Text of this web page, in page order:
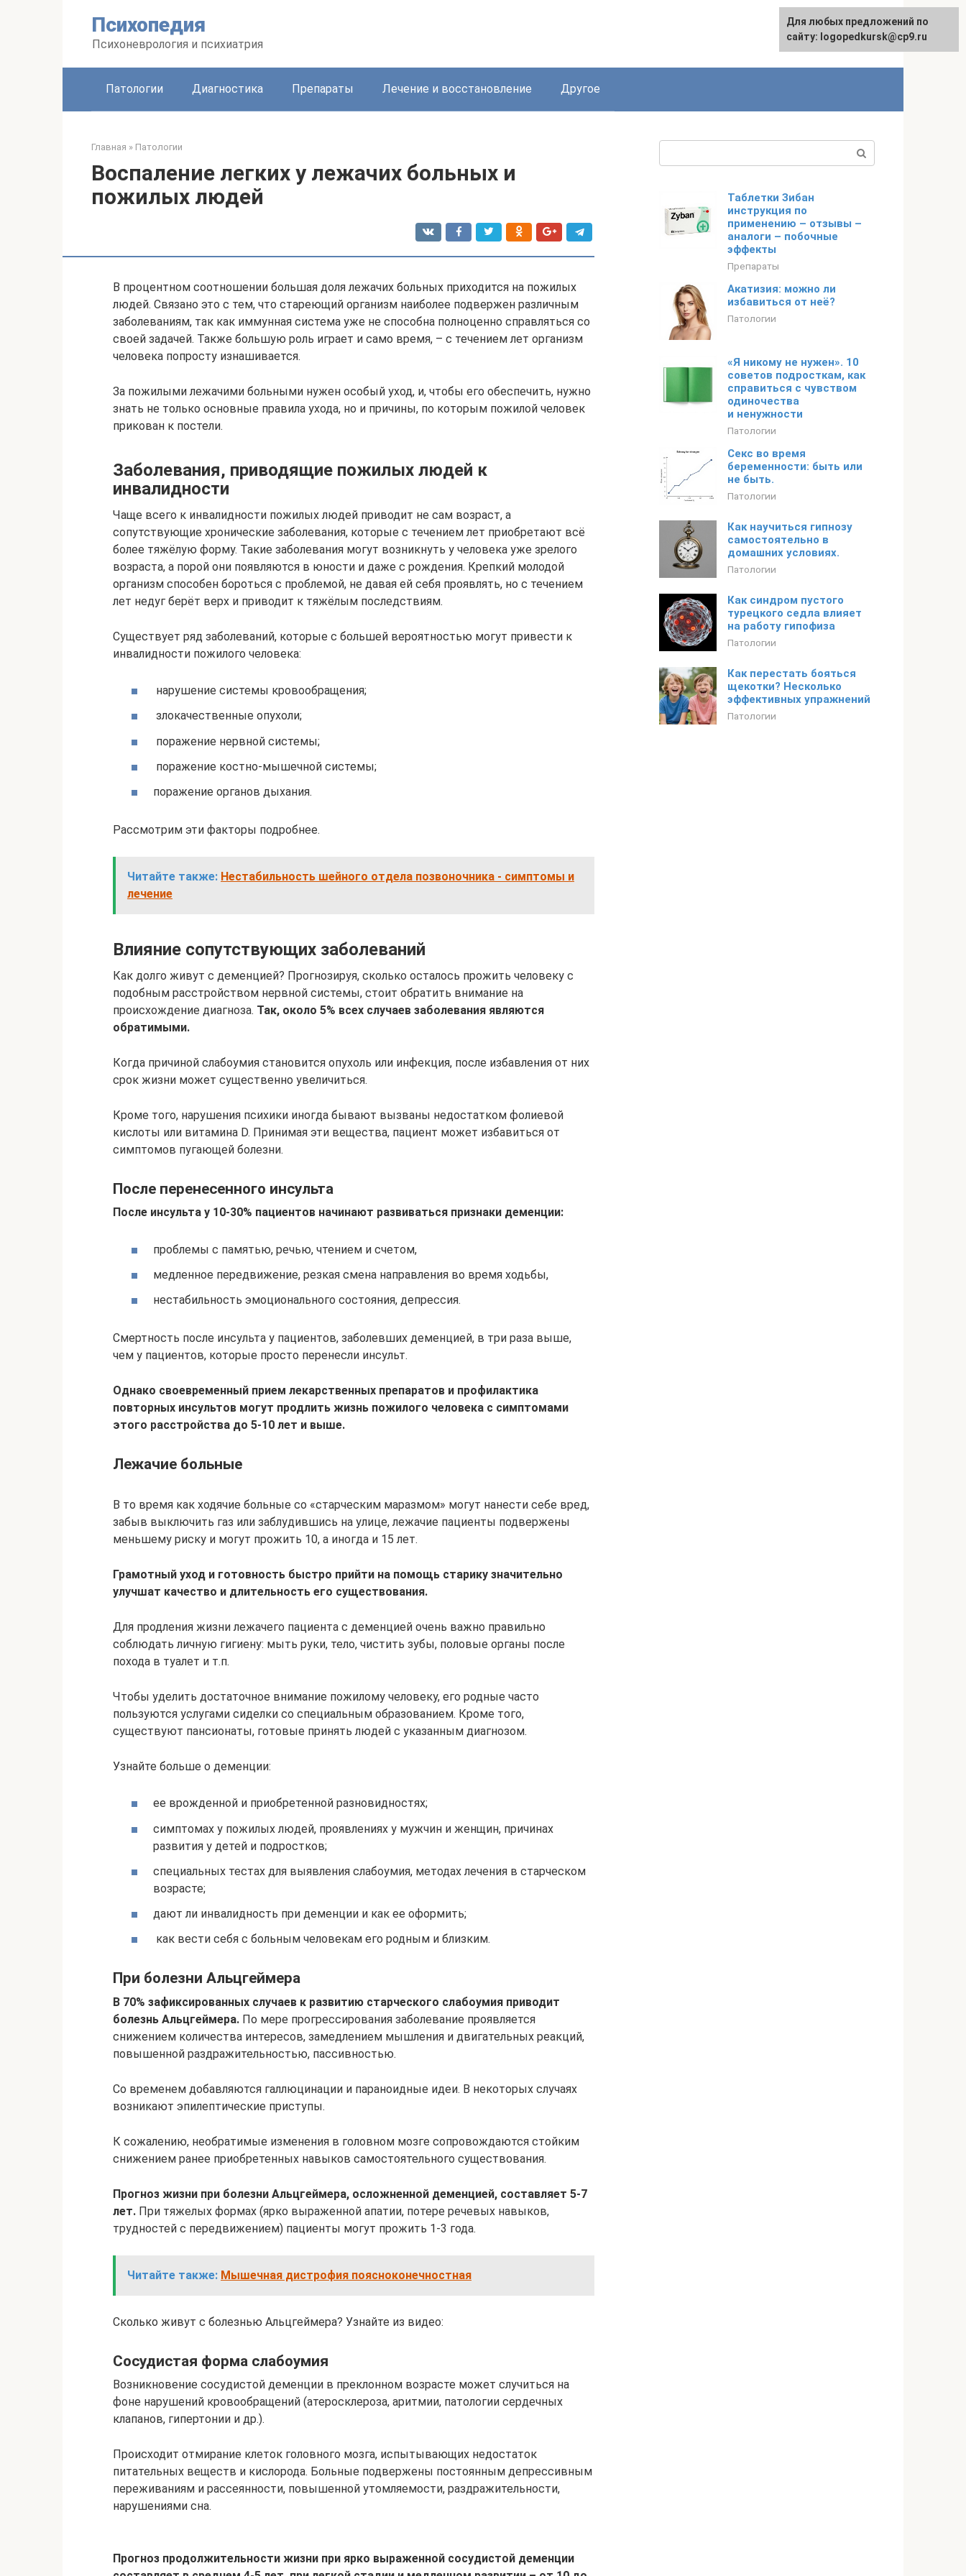
Психопедия
Психоневрология и психиатрия
Патологии Диагностика Препараты Лечение и восстановление Другое
Главная » Патологии
Воспаление легких у лежачих больных и
пожилых людей
В процентном соотношении большая доля лежачих больных приходится на пожилых
людей. Связано это с тем, что стареющий организм наиболее подвержен различным
заболеваниям, так как иммунная система уже не способна полноценно справляться со
своей задачей. Также большую роль играет и само время, – с течением лет организм
человека попросту изнашивается.
За пожилыми лежачими больными нужен особый уход, и, чтобы его обеспечить, нужно
знать не только основные правила ухода, но и причины, по которым пожилой человек
прикован к постели.
Заболевания, приводящие пожилых людей к
инвалидности
Чаще всего к инвалидности пожилых людей приводит не сам возраст, а
сопутствующие хронические заболевания, которые с течением лет приобретают всё
более тяжёлую форму. Такие заболевания могут возникнуть у человека уже зрелого
возраста, а порой они появляются в юности и даже с рождения. Крепкий молодой
организм способен бороться с проблемой, не давая ей себя проявлять, но с течением
лет недуг берёт верх и приводит к тяжёлым последствиям.
Существует ряд заболеваний, которые с большей вероятностью могут привести к
инвалидности пожилого человека:
нарушение системы кровообращения;
злокачественные опухоли;
поражение нервной системы;
поражение костно-мышечной системы;
поражение органов дыхания.
Рассмотрим эти факторы подробнее.
Читайте также: Нестабильность шейного отдела позвоночника - симптомы и
лечение
Влияние сопутствующих заболеваний
Как долго живут с деменцией? Прогнозируя, сколько осталось прожить человеку с
подобным расстройством нервной системы, стоит обратить внимание на
происхождение диагноза. Так, около 5% всех случаев заболевания являются
обратимыми.
Когда причиной слабоумия становится опухоль или инфекция, после избавления от них
срок жизни может существенно увеличиться.
Кроме того, нарушения психики иногда бывают вызваны недостатком фолиевой
кислоты или витамина D. Принимая эти вещества, пациент может избавиться от
симптомов пугающей болезни.
После перенесенного инсульта
После инсульта у 10-30% пациентов начинают развиваться признаки деменции:
проблемы с памятью, речью, чтением и счетом,
медленное передвижение, резкая смена направления во время ходьбы,
нестабильность эмоционального состояния, депрессия.
Смертность после инсульта у пациентов, заболевших деменцией, в три раза выше,
чем у пациентов, которые просто перенесли инсульт.
Однако своевременный прием лекарственных препаратов и профилактика
повторных инсультов могут продлить жизнь пожилого человека с симптомами
этого расстройства до 5-10 лет и выше.
Лежачие больные
В то время как ходячие больные со «старческим маразмом» могут нанести себе вред,
забыв выключить газ или заблудившись на улице, лежачие пациенты подвержены
меньшему риску и могут прожить 10, а иногда и 15 лет.
Грамотный уход и готовность быстро прийти на помощь старику значительно
улучшат качество и длительность его существования.
Для продления жизни лежачего пациента с деменцией очень важно правильно
соблюдать личную гигиену: мыть руки, тело, чистить зубы, половые органы после
похода в туалет и т.п.
Чтобы уделить достаточное внимание пожилому человеку, его родные часто
пользуются услугами сиделки со специальным образованием. Кроме того,
существуют пансионаты, готовые принять людей с указанным диагнозом.
Узнайте больше о деменции:
ее врожденной и приобретенной разновидностях;
симптомах у пожилых людей, проявлениях у мужчин и женщин, причинах
развития у детей и подростков;
специальных тестах для выявления слабоумия, методах лечения в старческом
возрасте;
дают ли инвалидность при деменции и как ее оформить;
как вести себя с больным человекам его родным и близким.
При болезни Альцгеймера
В 70% зафиксированных случаев к развитию старческого слабоумия приводит
болезнь Альцгеймера. По мере прогрессирования заболевание проявляется
снижением количества интересов, замедлением мышления и двигательных реакций,
повышенной раздражительностью, пассивностью.
Со временем добавляются галлюцинации и параноидные идеи. В некоторых случаях
возникают эпилептические приступы.
К сожалению, необратимые изменения в головном мозге сопровождаются стойким
снижением ранее приобретенных навыков самостоятельного существования.
Прогноз жизни при болезни Альцгеймера, осложненной деменцией, составляет 5-7
лет. При тяжелых формах (ярко выраженной апатии, потере речевых навыков,
трудностей с передвижением) пациенты могут прожить 1-3 года.
Читайте также: Мышечная дистрофия поясноконечностная
Сколько живут с болезнью Альцгеймера? Узнайте из видео:
Сосудистая форма слабоумия
Возникновение сосудистой деменции в преклонном возрасте может случиться на
фоне нарушений кровообращений (атеросклероза, аритмии, патологии сердечных
клапанов, гипертонии и др.).
Происходит отмирание клеток головного мозга, испытывающих недостаток
питательных веществ и кислорода. Больные подвержены постоянным депрессивным
переживаниям и рассеянности, повышенной утомляемости, раздражительности,
нарушениями сна.
Прогноз продолжительности жизни при ярко выраженной сосудистой деменции
Таблетки Зибан
инструкция по
применению – отзывы –
аналоги – побочные
эффекты
Препараты
Акатизия: можно ли
избавиться от неё?
Патологии
«Я никому не нужен». 10
советов подросткам, как
справиться с чувством
одиночества
и ненужности
Патологии
Секс во время
беременности: быть или
не быть.
Патологии
Как научиться гипнозу
самостоятельно в
домашних условиях.
Патологии
Как синдром пустого
турецкого седла влияет
на работу гипофиза
Патологии
Как перестать бояться
щекотки? Несколько
эффективных упражнений
Патологии
Для любых предложений по
сайту: logopedkursk@cp9.ru